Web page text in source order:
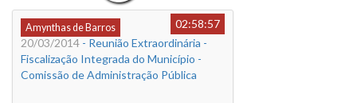
Amynthas de Barros
02:58:57
20/03/2014 - Reunião Extraordinária -
Fiscalização Integrada do Município -
Comissão de Administração Pública